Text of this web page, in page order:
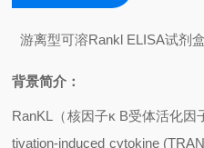
游离型可溶Rankl ELISA试剂
背景简介：
RanKL （核因子κ B受体活化因
tivation-induced cytokine